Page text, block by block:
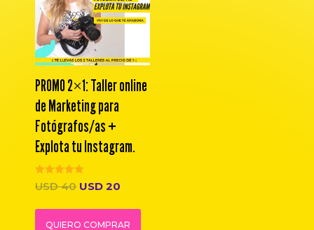
PROMO 2×1: Taller online
de Marketing para
Fotógrafos/as +
Explota tu Instagram.
Valorado
con
de 5
USD40 USD 20
QUIERO COMPRAR